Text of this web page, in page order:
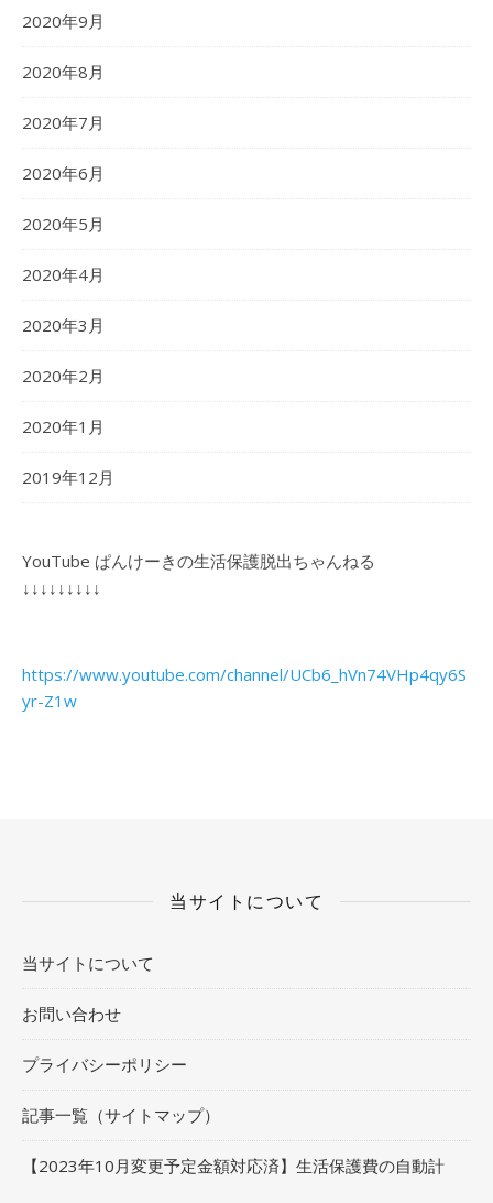
2020年9月
2020年8月
2020年7月
2020年6月
2020年5月
2020年4月
2020年3月
2020年2月
2020年1月
2019年12月
YouTube ぱんけーきの生活保護脱出ちゃんねる
↓↓↓↓↓↓↓↓↓
https://www.youtube.com/channel/UCb6_hVn74VHp4qy6S
yr-Z1w
当サイトについて
当サイトについて
お問い合わせ
プライバシーポリシー
記事一覧（サイトマップ）
【2023年10月変更予定金額対応済】生活保護費の自動計